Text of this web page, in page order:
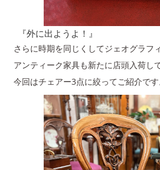
『外に出ようよ！』
さらに時期を同じくしてジェオグラフ
アンティーク家具も新たに店頭入荷し
今回はチェアー3点に絞ってご紹介です